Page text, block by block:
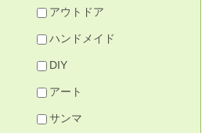
アウトドア
ハンドメイド
DIY
アート
サンマ